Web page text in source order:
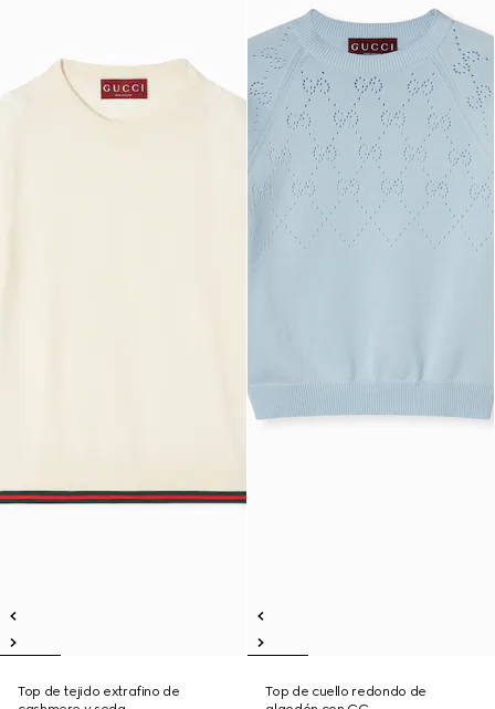
Top de tejido extrafino de
Top de cuello redondo de